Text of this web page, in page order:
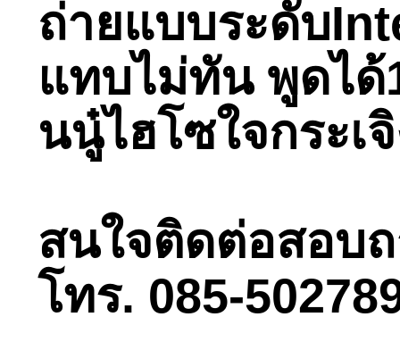
ถ่ายแบบระดับ
แทบไม่ทัน พูดได้
นนู๋ไฮโซใจกระเ
สนใจติดต่อสอบ
โทร. 085-